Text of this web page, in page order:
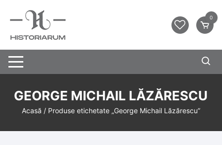
0
GEORGE MICHAIL LĂZĂRESCU
Acasă / Produse etichetate „George Michail Lăzărescu”